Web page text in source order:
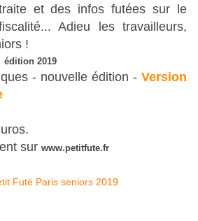
et des infos futées sur le
Adieu les travailleurs,
!
édition 2019
- nouvelle édition - Version
sur www.petitfute.fr